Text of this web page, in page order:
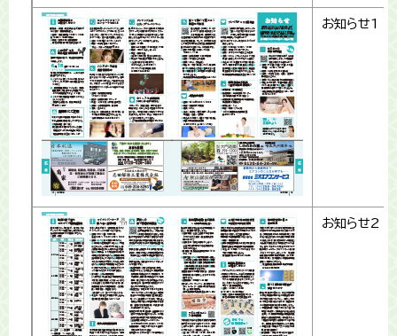
お知らせ1
お知らせ2